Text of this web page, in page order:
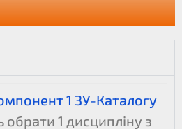
1 ЗУ-Каталогу
1 дисципліну з